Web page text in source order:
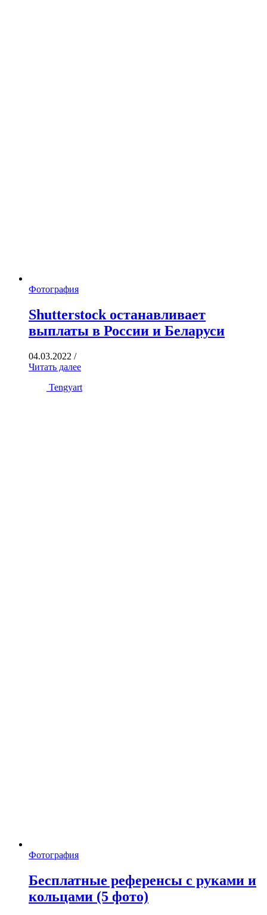
Фотография
Shutterstock останавливает
выплаты в России и Беларуси
04.03.2022 /
Читать далее
Tengyart
Фотография
Бесплатные референсы с руками и
кольцами (5 фото)